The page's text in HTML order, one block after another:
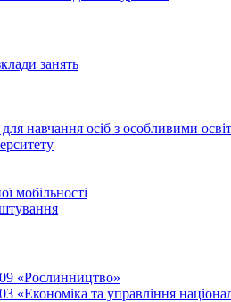
занять
навчання осіб з особливими
мобільності
«Рослинництво»
«Економіка та управління